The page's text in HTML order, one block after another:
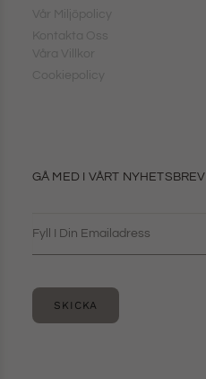
Vår Miljöpolicy
Kontakta Oss
Våra Villkor
Cookiepolicy
GÅ MED I VÅRT NYHETSBREV
SKICKA